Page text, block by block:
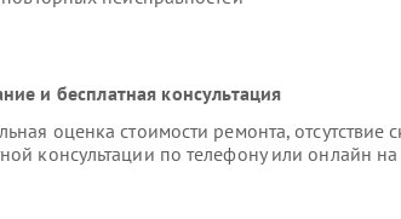
и бесплатная консультация
оценка стоимости ремонта, отсутствие
консультации по телефону или онлайн на